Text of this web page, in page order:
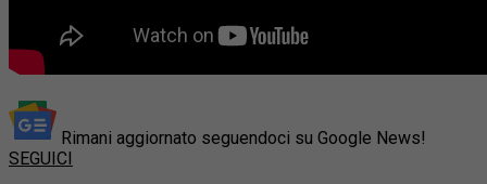
Rimani aggiornato seguendoci su Google News!
SEGUICI